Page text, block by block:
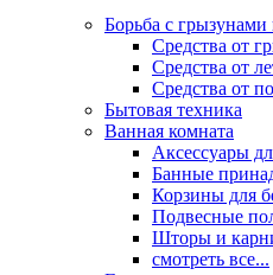
Борьба с
Средства от
Средства от
Средства от
Бытовая техника
Ванная комната
Аксессуары
Банные
Корзины для
Подвесные
Шторы и
смотреть все...